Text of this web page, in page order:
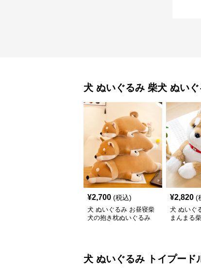
犬 ぬいぐるみ 柴犬 ぬい
¥2,700 (税込)
犬 ぬいぐるみ お昼寝柴
犬の抱き枕ぬいぐるみ
¥2,820 (
犬 ぬいぐ
まんまる
犬 ぬいぐるみ トイプー